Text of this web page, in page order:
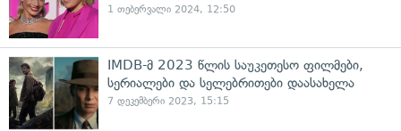
1 თებერვალი 2024, 12:50
IMDB-მ 2023 წლის საუკეთესო ფილმები,
სერიალები და სელებრითები დაასახელა
7 დეკემბერი 2023, 15:15